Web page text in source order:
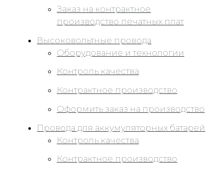
Заказ на контрактное
производство печатных плат
Высоковольтные провода
Оборудование и технологии
Контроль качества
Контрактное производство
Оформить заказ на производство
Провода для аккумуляторных батарей
Контроль качества
Контрактное производство